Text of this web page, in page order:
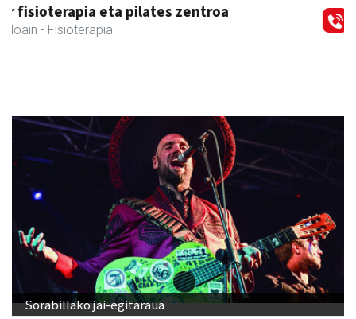
Xixori belar-denda
Andoain - Belar-denda
Sorabillako jai-egitaraua